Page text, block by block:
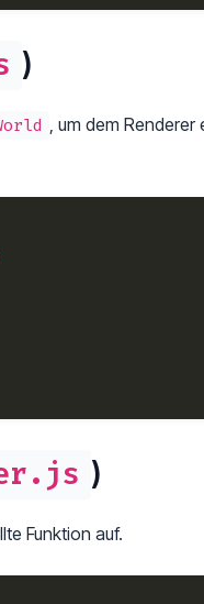
)
, um dem
)
Funktion auf.